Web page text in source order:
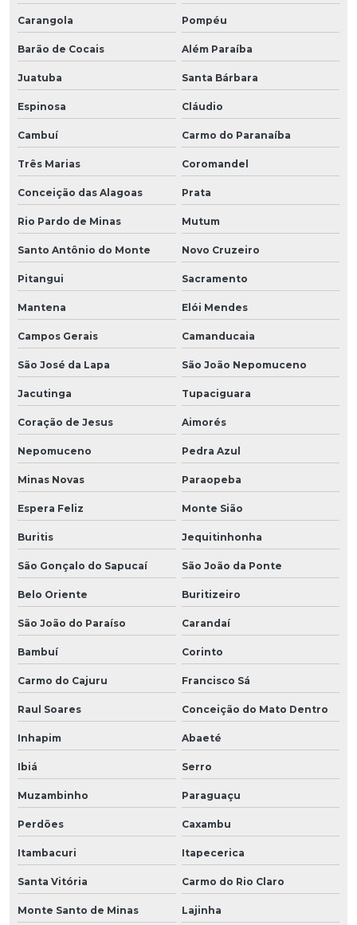
Carangola Pompéu
Barão de Cocais Além Paraíba
Juatuba Santa Bárbara
Espinosa Cláudio
Cambuí Carmo do Paranaíba
Três Marias Coromandel
Conceição das Alagoas Prata
Rio Pardo de Minas Mutum
Santo Antônio do Monte Novo Cruzeiro
Pitangui Sacramento
Mantena Elói Mendes
Campos Gerais Camanducaia
São José da Lapa São João Nepomuceno
Jacutinga Tupaciguara
Coração de Jesus Aimorés
Nepomuceno Pedra Azul
Minas Novas Paraopeba
Espera Feliz Monte Sião
Buritis Jequitinhonha
São Gonçalo do Sapucaí São João da Ponte
Belo Oriente Buritizeiro
São João do Paraíso Carandaí
Bambuí Corinto
Carmo do Cajuru Francisco Sá
Raul Soares Conceição do Mato Dentro
Inhapim Abaeté
Ibiá Serro
Muzambinho Paraguaçu
Perdões Caxambu
Itambacuri Itapecerica
Santa Vitória Carmo do Rio Claro
Monte Santo de Minas Lajinha